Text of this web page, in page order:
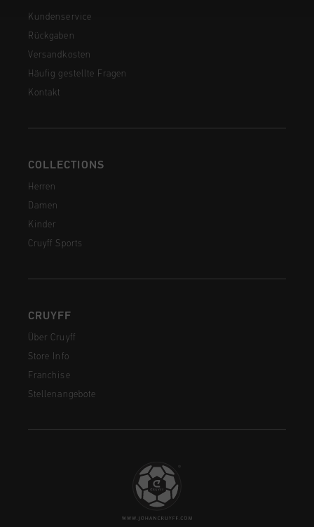
Kundenservice
Rückgaben
Versandkosten
Häufig gestellte Fragen
Kontakt
COLLECTIONS
Herren
Damen
Kinder
Cruyff Sports
CRUYFF
Über Cruyff
Store Info
Franchise
Stellenangebote